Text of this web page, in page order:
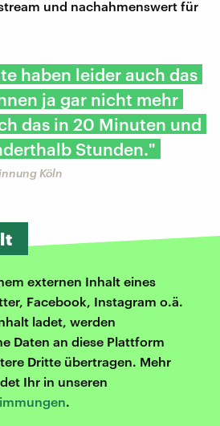
und nachahmenswert für
haben leider auch das
ja gar nicht mehr
das in 20 Minuten und
Stunden."
Köln
externen Inhalt eines
Facebook, Instagram o.ä.
ladet, werden
Daten an diese Plattform
Dritte übertragen. Mehr
Ihr in unseren
.